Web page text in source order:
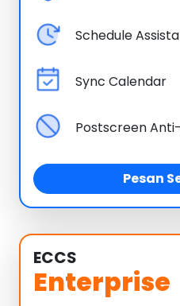
Schedule
Sync Calendar
Postscreen
Pesan
ECCS
Enterprise